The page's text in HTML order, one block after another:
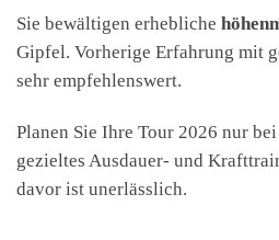
Sie bewältigen erhebliche
Gipfel. Vorherige Erfahrung mit
sehr empfehlenswert.
Planen Sie Ihre Tour 2026 nur
gezieltes Ausdauer- und
davor ist unerlässlich.